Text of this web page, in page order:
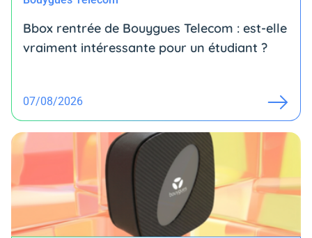
Bbox rentrée de Bouygues Telecom : est-elle
vraiment intéressante pour un étudiant ?
07/08/2026